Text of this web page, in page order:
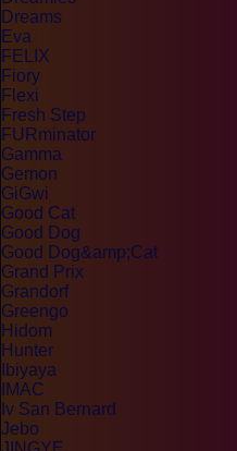
Dreams
Eva
FELIX
Fiory
Flexi
Fresh Step
FURminator
Gamma
Gemon
GiGwi
Good Cat
Good Dog
Good Dog&amp;Cat
Grand Prix
Grandorf
Greengo
Hidom
Hunter
Ibiyaya
IMAC
Iv San Bernard
Jebo